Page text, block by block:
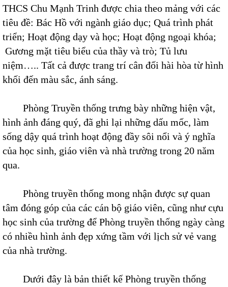
THCS Chu Mạnh Trinh được chia theo mảng với các
tiêu đề: Bác Hồ với ngành giáo dục; Quá trình phát
triển; Hoạt động dạy và học; Hoạt động ngoại khóa;
Gương mặt tiêu biểu của thầy và trò; Tủ lưu
niệm….. Tất cả được trang trí cân đối hài hòa từ hình
khối đến màu sắc, ánh sáng.
Phòng Truyền thống trưng bày những hiện vật,
hình ảnh đáng quý, đã ghi lại những dấu mốc, làm
sống dậy quá trình hoạt động đầy sôi nổi và ý nghĩa
của học sinh, giáo viên và nhà trường trong 20 năm
qua.
Phòng truyền thống mong nhận được sự quan
tâm đóng góp của các cán bộ giáo viên, cũng như cựu
học sinh của trường để Phòng truyền thống ngày càng
có nhiều hình ảnh đẹp xứng tầm với lịch sử vẻ vang
của nhà trường.
Dưới đây là bản thiết kế Phòng truyền thống